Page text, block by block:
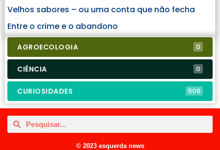
Velhos sabores – ou uma conta que não fecha
Entre o crime e o abandono
AGROECOLOGIA 0
CIÊNCIA 0
CURIOSIDADES 506
© 2023 esquerda news